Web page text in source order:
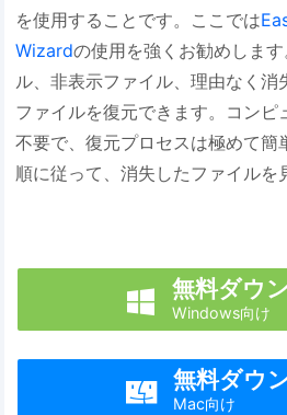
を使用することです。ここでは
Wizardの使用を強くお勧めしま
ル、非表示ファイル、理由なく消
ファイルを復元できます。コンピ
不要で、復元プロセスは極めて簡
順に従って、消失したファイルを
 無料ダウ
Windows向け
 無料ダウ
Mac向け